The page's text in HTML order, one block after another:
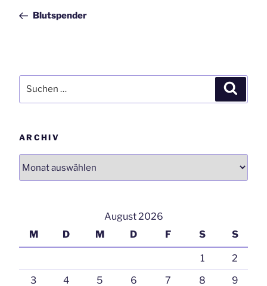
Blutspender
nach:
ARCHIV
August 2026
M
D M D F S S
1
2
3
4 5 6 7 8 9